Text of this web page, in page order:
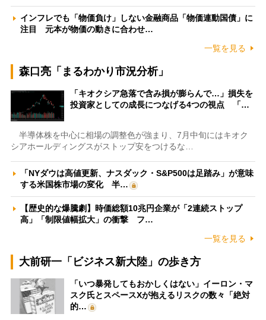
インフレでも「物価負け」しない金融商品「物価連動国債」に
注目 元本が物価の動きに合わせ…
一覧を見る
森口亮「まるわかり市況分析」
「キオクシア急落で含み損が膨らんで…」損失を
投資家としての成長につなげる4つの視点 「…
半導体株を中心に相場の調整色が強まり、7月中旬にはキオク
シアホールディングスがストップ安をつけるな…
「NYダウは高値更新、ナスダック・S&P500は足踏み」が意味
する米国株市場の変化 半…
【歴史的な爆騰劇】時価総額10兆円企業が「2連続ストップ
高」「制限値幅拡大」の衝撃 フ…
一覧を見る
大前研一「ビジネス新大陸」の歩き方
「いつ暴発してもおかしくはない」イーロン・マ
スク氏とスペースXが抱えるリスクの数々「絶対
的…